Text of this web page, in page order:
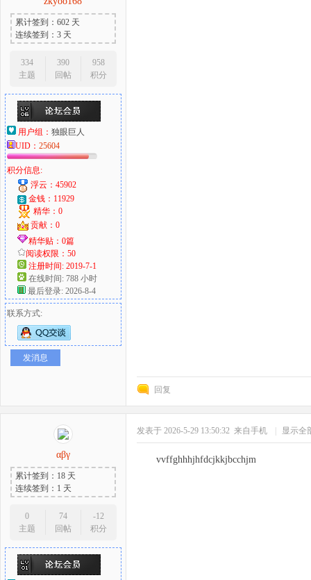
累计签到：602 天
连续签到：3 天
334
主题
390
回帖
958
积分
用户组： 独眼巨人
UID： 25604
积分信息:
浮云：45902
金钱：11929
精华：0
贡献：0
精华贴：0篇
阅读权限：50
注册时间: 2019-7-1
在线时间: 788 小时
最后登录: 2026-8-4
联系方式:
发消息
回复
αβγ
累计签到：18 天
连续签到：1 天
0
主题
74
回帖
-12
积分
发表于 2026-5-29 13:50:32 来自手机 显示全
vvffghhhjhfdcjkkjbcchjm